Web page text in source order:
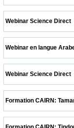
Webinar Science
Webinar en langue
Webinar Science
Formation